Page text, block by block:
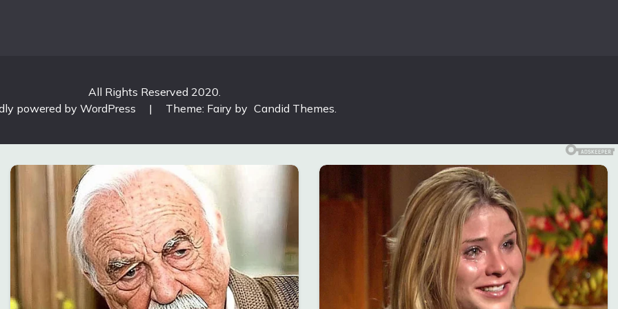
All Rights Reserved 2020.
powered by WordPress
| Theme: Fairy by Candid Themes.